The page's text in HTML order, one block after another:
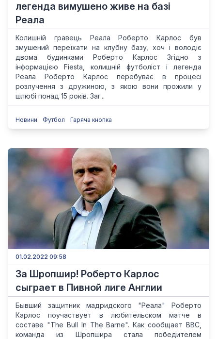
легенда вимушено живе на базі
Реала
Колишній гравець Реала Роберто Карлос був
змушений переїхати на клубну базу, хоч і володіє
двома будинками Роберто Карлос Згідно з
інформацією Fiesta, колишній футболіст і легенда
Реала Роберто Карлос перебуває в процесі
розлучення з дружиною, з якою вони прожили у
шлюбі понад 15 років. Заг...
Новини Футбол Гаряча кнопка
01.02.2022 09:58
За Шропшир! Роберто Карлос
сыграет в Пивной лиге Англии
Бывший защитник мадридского "Реала" Роберто
Карлос поучаствует в любительском матче в
составе "The Bull In The Barne". Как сообщает BBC,
команда из Шропшира стала победителем